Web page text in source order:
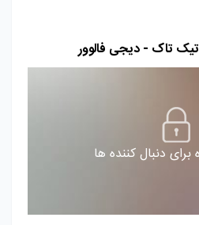
تاک - دیجی فالوور
دنبال کننده ها